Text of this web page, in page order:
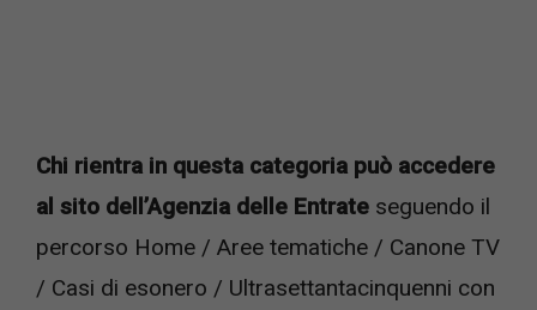
Chi rientra in questa categoria può accedere
al sito dell’Agenzia delle Entrate seguendo il
percorso Home / Aree tematiche / Canone TV
/ Casi di esonero / Ultrasettantacinquenni con